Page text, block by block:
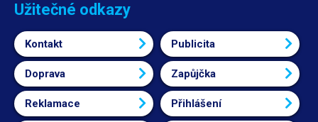
Užitečné odkazy
Kontakt Publicita
Doprava Zapůjčka
Reklamace Přihlášení